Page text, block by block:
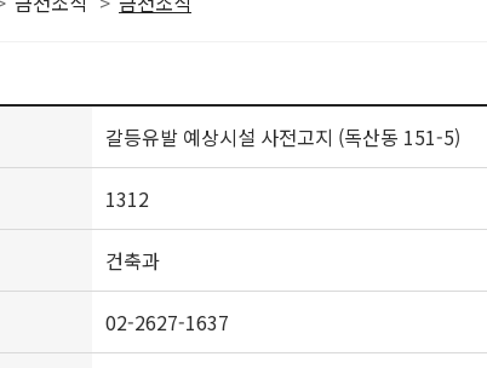
갈등유발 예상시설 사전고지 (독산동 151-5)
1312
건축과
02-2627-1637